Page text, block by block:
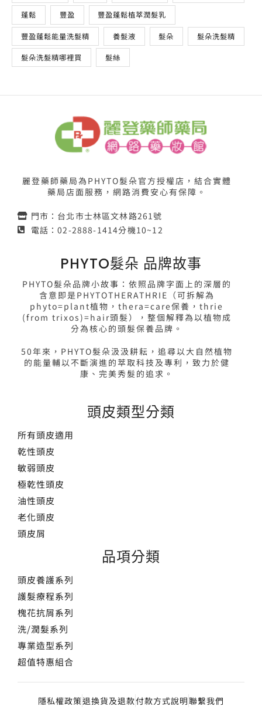
蓬鬆 豐盈 豐盈蓬鬆植萃潤髮乳
豐盈蓬鬆能量洗髮精 養髮液 髮朵 髮朵洗髮精
髮朵洗髮精哪裡買 髮絲
麗登藥師藥局為PHYTO髮朵官方授權店，結合實體
藥局店面服務，網路消費安心有保障。
門市：台北市士林區文林路261號
電話：02-2888-1414分機10~12
PHYTO髮朵 品牌故事
PHYTO髮朵品牌小故事：依照品牌字面上的深層的
含意即是PHYTOTHERATHRIE（可拆解為
phyto=plant植物，thera=care保養，thrie
(from trixos)=hair頭髮），整個解釋為以植物成
分為核心的頭髮保養品牌。
50年來，PHYTO髮朵汲汲耕耘，追尋以大自然植物
的能量輔以不斷演進的萃取科技及專利，致力於健
康、完美秀髮的追求。
頭皮類型分類
所有頭皮適用
乾性頭皮
敏弱頭皮
極乾性頭皮
油性頭皮
老化頭皮
頭皮屑
品項分類
頭皮養護系列
護髮療程系列
槐花抗屑系列
洗/潤髮系列
專業造型系列
超值特惠組合
隱私權政策退換貨及退款付款方式說明聯繫我們